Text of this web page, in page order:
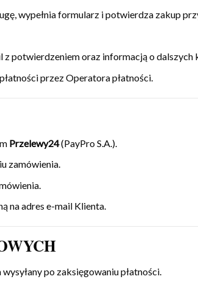
wypełnia formularz i potwierdza zakup
z potwierdzeniem oraz informacją o dalszych
przez Operatora płatności.
Przelewy24(PayPro S.A.).
zamówienia.
na adres e-mail Klienta.
po zaksięgowaniu płatności.